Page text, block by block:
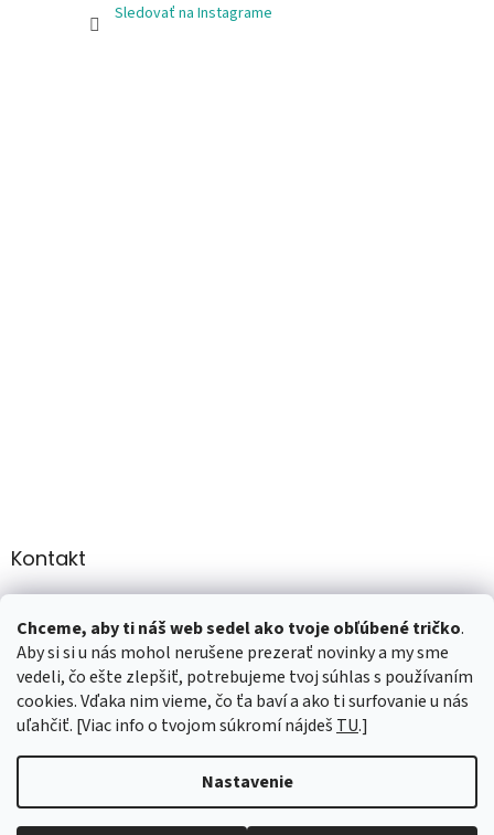
Chceme, aby ti náš web sedel ako tvoje obľúbené tričko.
Aby si si u nás mohol nerušene prezerať novinky a my sme
vedeli, čo ešte zlepšiť, potrebujeme tvoj súhlas s používaním
cookies. Vďaka nim vieme, čo ťa baví a ako ti surfovanie u nás
uľahčiť. [Viac info o tvojom súkromí nájdeš TU.]
Nastavenie
Sledovať na Instagrame
Kontakt
+421 907947783
Vytvoril Shoptet